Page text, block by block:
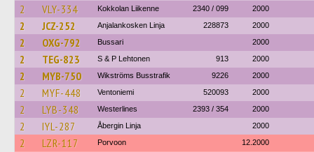
2 VLY-334 Kokkolan Liikenne 2340 / 099 2000
2 JCZ-252 Anjalankosken Linja 228873 2000
2 OXG-792 Bussari 2000
2 TEG-823 S & P Lehtonen 913 2000
2 MYB-750 Wikströms Busstrafik 9226 2000
2 MYF-448 Ventoniemi 520093 2000
2 LYB-348 Westerlines 2393 / 354 2000
2 IYL-287 Åbergin Linja 2000
2 LZR-117 Porvoon 12.2000